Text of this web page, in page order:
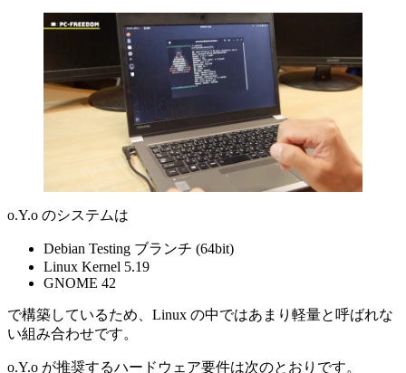
o.Y.o のシステムは
Debian Testing ブランチ (64bit)
Linux Kernel 5.19
GNOME 42
で構築しているため、Linux の中ではあまり軽量と呼ばれな
い組み合わせです。
o.Y.o が推奨するハードウェア要件は次のとおりです。